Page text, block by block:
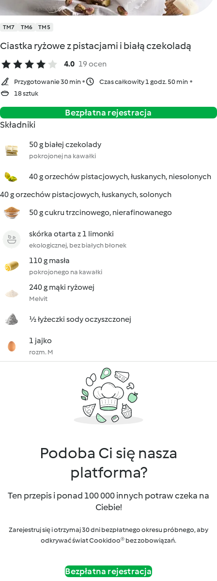
TM7 TM6 TM5
Ciastka ryżowe z pistacjami i białą czekoladą
4.0 19 ocen
Przygotowanie 30 min
Czas całkowity 1 godz. 50 min
18 sztuk
Bezpłatna rejestracja
Składniki
50 g białej czekolady
pokrojonej na kawałki
40 g orzechów pistacjowych, łuskanych, niesolonych
40 g orzechów pistacjowych, łuskanych, solonych
50 g cukru trzcinowego, nierafinowanego
skórka otarta z 1 limonki
ekologicznej, bez białych błonek
110 g masła
pokrojonego na kawałki
240 g mąki ryżowej
Melvit
½ łyżeczki sody oczyszczonej
1 jajko
rozm. M
Podoba Ci się nasza
platforma?
Ten przepis i ponad 100 000 innych potraw czeka na
Ciebie!
Zarejestruj się i otrzymaj 30 dni bezpłatnego okresu próbnego, aby
odkrywać świat Cookidoo® bez zobowiązań.
Bezpłatna rejestracja